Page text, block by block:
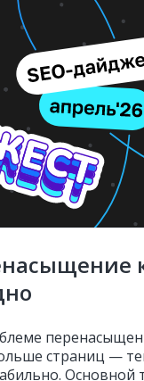
страниц —